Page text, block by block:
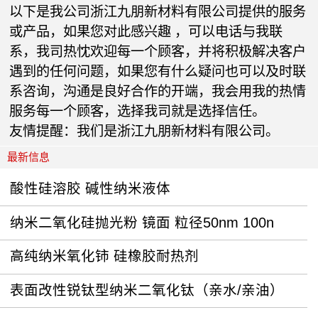
以下是我公司浙江九朋新材料有限公司提供的服务
或产品，如果您对此感兴趣 ，可以电话与我联
系，我司热忱欢迎每一个顾客，并将积极解决客户
遇到的任何问题，如果您有什么疑问也可以及时联
系咨询，沟通是良好合作的开端，我会用我的热情
服务每一个顾客，选择我司就是选择信任。
友情提醒：我们是浙江九朋新材料有限公司。
最新信息
酸性硅溶胶 碱性纳米液体
纳米二氧化硅抛光粉 镜面 粒径50nm 100n
高纯纳米氧化铈 硅橡胶耐热剂
表面改性锐钛型纳米二氧化钛（亲水/亲油）